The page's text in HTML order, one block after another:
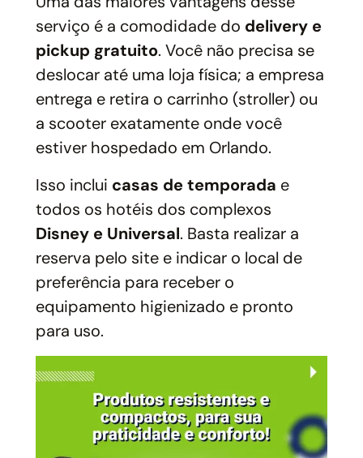
serviço é a comodidade do delivery e
pickup gratuito. Você não precisa se
deslocar até uma loja física; a empresa
entrega e retira o carrinho (stroller) ou
a scooter exatamente onde você
estiver hospedado em Orlando.
Isso inclui casas de temporada e
todos os hotéis dos complexos
Disney e Universal. Basta realizar a
reserva pelo site e indicar o local de
preferência para receber o
equipamento higienizado e pronto
para uso.